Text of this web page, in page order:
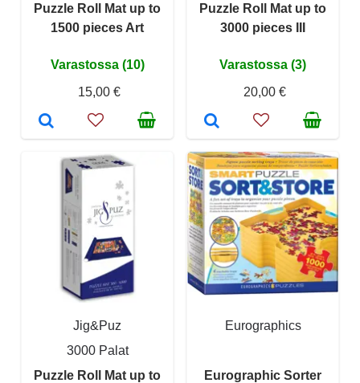
Puzzle Roll Mat up to
1500 pieces Art
Varastossa (10)
15,00 €
Puzzle Roll Mat up to
3000 pieces III
Varastossa (3)
20,00 €
Jig&Puz
3000 Palat
Puzzle Roll Mat up to
Eurographics
Eurographic Sorter